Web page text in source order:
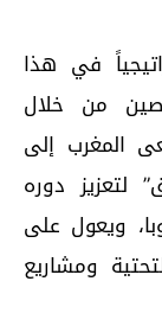
في هذا
من خلال
المغرب إلى
لتعزيز دوره
ويعول على
ومشاريع